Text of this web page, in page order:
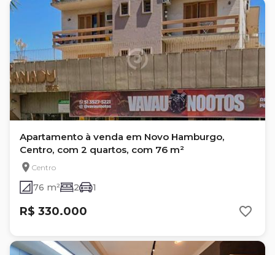
Apartamento à venda em Novo Hamburgo,
Centro, com 2 quartos, com 76 m²
Centro
76 m² 2 1
R$ 330.000